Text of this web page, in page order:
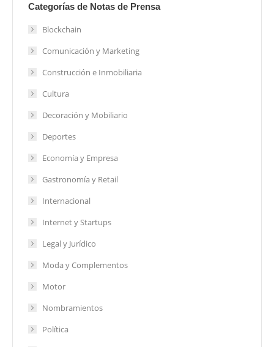
Categorías de Notas de Prensa
Blockchain
Comunicación y Marketing
Construcción e Inmobiliaria
Cultura
Decoración y Mobiliario
Deportes
Economía y Empresa
Gastronomía y Retail
Internacional
Internet y Startups
Legal y Jurídico
Moda y Complementos
Motor
Nombramientos
Política